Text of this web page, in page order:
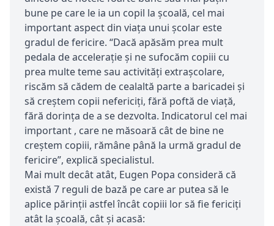
bune pe care le ia un copil la școală, cel mai
important aspect din viața unui școlar este
gradul de fericire. “Dacă apăsăm prea mult
pedala de accelerație și ne sufocăm copiii cu
prea multe teme sau activități extrașcolare,
riscăm să cădem de cealaltă parte a baricadei și
să creștem copii nefericiți, fără poftă de viață,
fără dorința de a se dezvolta. Indicatorul cel mai
important , care ne măsoară cât de bine ne
creștem copiii, rămâne până la urmă gradul de
fericire”, explică specialistul.
Mai mult decât atât, Eugen Popa consideră că
există 7 reguli de bază pe care ar putea să le
aplice părinții astfel încât copiii lor să fie fericiți
atât la școală, cât și acasă: